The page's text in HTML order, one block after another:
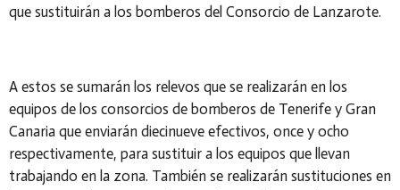
que sustituirán a los bomberos del Consorcio de Lanzarote.
A estos se sumarán los relevos que se realizarán en los
equipos de los consorcios de bomberos de Tenerife y Gran
Canaria que enviarán diecinueve efectivos, once y ocho
respectivamente, para sustituir a los equipos que llevan
trabajando en la zona. También se realizarán sustituciones en